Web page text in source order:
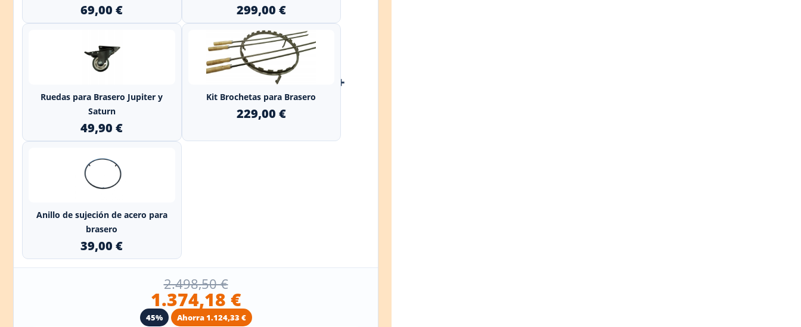
69,00 € 299,00 €
Ruedas para Brasero Jupiter y
Saturn
49,90 €
Kit Brochetas para Brasero
229,00 €
+
Anillo de sujeción de acero para
brasero
39,00 €
2.498,50 €
1.374,18 €
45% Ahorra 1.124,33 €